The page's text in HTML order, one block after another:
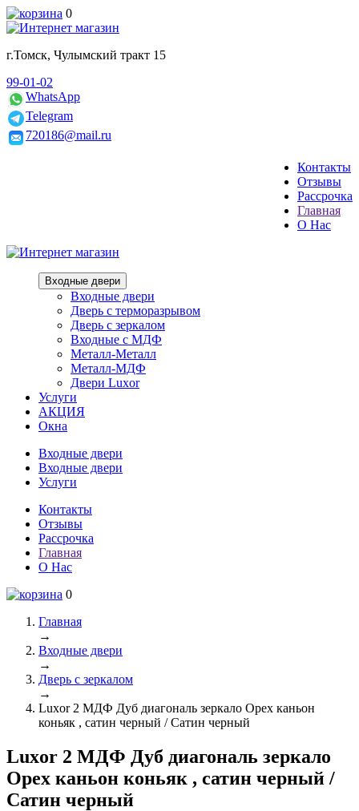
0
г.Томск, Чулымский тракт 15
99-01-02
WhatsApp
Telegram
720186@mail.ru
Контакты
Отзывы
Рассрочка
Главная
О Нас
Входные двери
Входные двери
Дверь с терморазрывом
Дверь с зеркалом
Входные с МДФ
Металл-Металл
Металл-МДФ
Двери Luxor
Услуги
АКЦИЯ
Окна
Входные двери
Входные двери
Услуги
Контакты
Отзывы
Рассрочка
Главная
О Нас
0
Главная
→
Входные двери
→
Дверь с зеркалом
→
Luxor 2 МДФ Дуб диагональ зеркало Орех каньон
коньяк , сатин черный / Сатин черный
Luxor 2 МДФ Дуб диагональ зеркало
Орех каньон коньяк , сатин черный /
Сатин черный